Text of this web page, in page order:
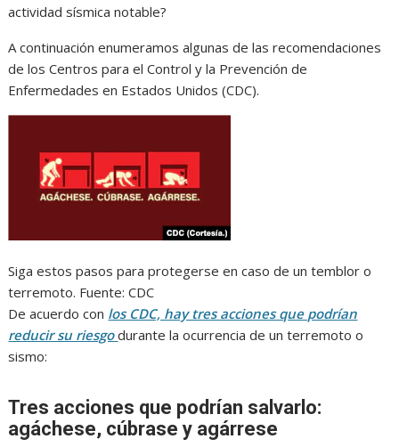
actividad sísmica notable?
A continuación enumeramos algunas de las recomendaciones
de los Centros para el Control y la Prevención de
Enfermedades en Estados Unidos (CDC).
Siga estos pasos para protegerse en caso de un temblor o
terremoto. Fuente: CDC
De acuerdo con los CDC, hay tres acciones que podrían
reducir su riesgo durante la ocurrencia de un terremoto o
sismo:
Tres acciones que podrían salvarlo:
agáchese, cúbrase y agárrese